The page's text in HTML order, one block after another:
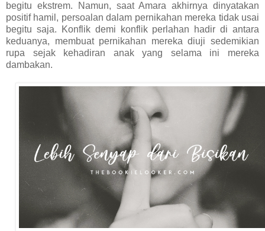
begitu ekstrem. Namun, saat Amara akhirnya dinyatakan
positif hamil, persoalan dalam pernikahan mereka tidak usai
begitu saja. Konflik demi konflik perlahan hadir di antara
keduanya, membuat pernikahan mereka diuji sedemikian
rupa sejak kehadiran anak yang selama ini mereka
dambakan.